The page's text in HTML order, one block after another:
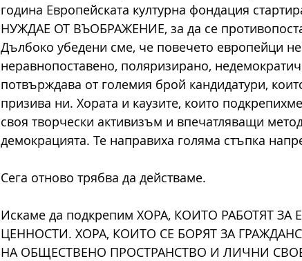
година Европейската културна фондация
НУЖДАЕ ОТ ВЪОБРАЖЕНИЕ, за да се
Дълбоко убедени сме, че повечето европейци
неравнопоставено, поляризирано,
потвърждава от големия брой кандидатури,
призива ни. Хората и каузите, които
своя творчески активизъм и впечатляващи
демокрацията. Те направиха голяма стъпка
Сега отново трябва да действаме.
Искаме да подкрепим ХОРА, КОИТО РАБОТЯТ
ЦЕННОСТИ. ХОРА, КОИТО СЕ БОРЯТ ЗА
НА ОБЩЕСТВЕНО ПРОСТРАНСТВО И ЛИЧНИ